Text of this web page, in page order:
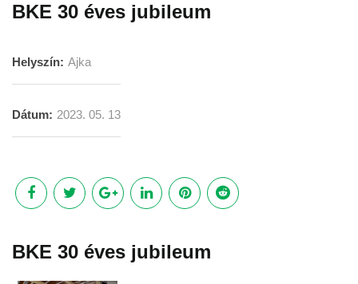
BKE 30 éves jubileum
Helyszín: Ajka
Dátum: 2023. 05. 13
BKE 30 éves jubileum